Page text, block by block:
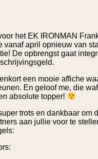
het EK IRONMAN
vanaf april opnieuw van
De opbrengst gaat
een mooie affiche
En geloof me, die
absolute topper!
trots en dankbaar om
aan jullie voor te